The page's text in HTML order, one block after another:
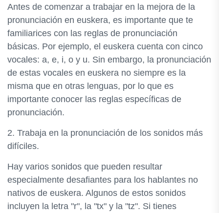
Antes de comenzar a trabajar en la mejora de la
pronunciación en euskera, es importante que te
familiarices con las reglas de pronunciación
básicas. Por ejemplo, el euskera cuenta con cinco
vocales: a, e, i, o y u. Sin embargo, la pronunciación
de estas vocales en euskera no siempre es la
misma que en otras lenguas, por lo que es
importante conocer las reglas específicas de
pronunciación.
2. Trabaja en la pronunciación de los sonidos más
difíciles.
Hay varios sonidos que pueden resultar
especialmente desafiantes para los hablantes no
nativos de euskera. Algunos de estos sonidos
incluyen la letra "r", la "tx" y la "tz". Si tienes